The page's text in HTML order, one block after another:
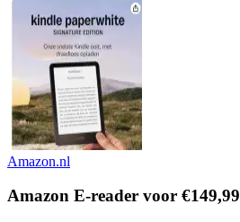
Amazon.nl
Amazon E-reader voor €149,99